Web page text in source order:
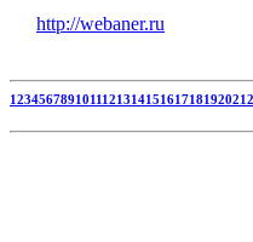
http://webaner.ru
123456789101112131415161718192021